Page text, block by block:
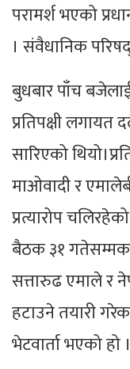
परामर्श भएको
। संवैधानिक
बुधबार पाँच
प्रतिपक्षी लगायत
सारिएको
माओवादी र
प्रत्यारोप
बैठक ३१
सत्तारुढ एमाले र
हटाउने तयारी
भेटवार्ता भएको हो ।